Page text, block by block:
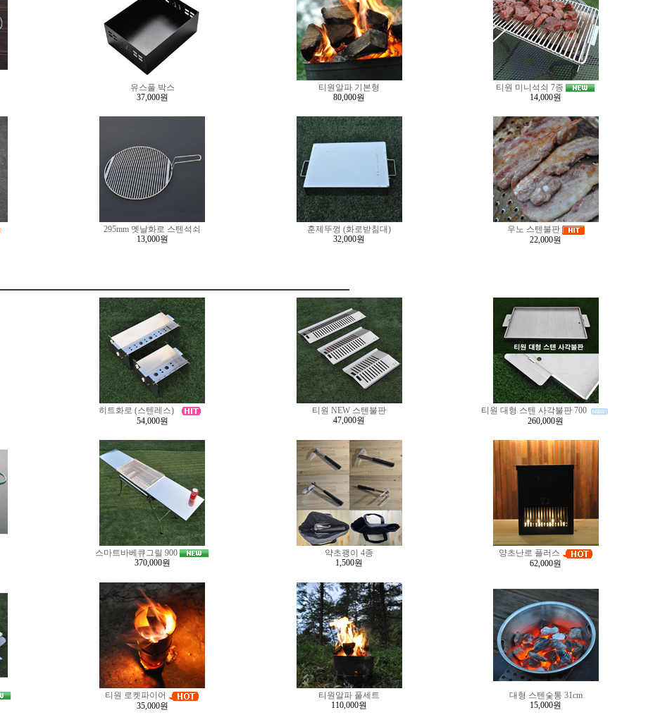
유스풀 박스
37,000원
티원알파 기본형
80,000원
티원 미니석쇠 7종
14,000원
295mm 옛날화로 스텐석쇠
13,000원
훈제뚜껑 (화로받침대)
32,000원
우노 스텐불판
22,000원
히트화로 (스텐레스)
54,000원
티원 NEW 스텐불판
47,000원
티원 대형 스텐 사각불판 700
260,000원
스마트바베큐그릴 900
370,000원
약초괭이 4종
1,500원
양초난로 플러스
62,000원
티원 로켓파이어
35,000원
티원알파 풀세트
110,000원
대형 스텐숯통 31cm
15,000원